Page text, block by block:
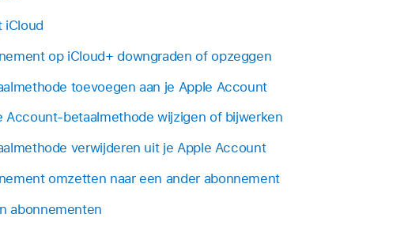
iCloud
op iCloud+ downgraden of opzeggen
toevoegen aan je Apple Account
Account-betaalmethode wijzigen of bijwerken
verwijderen uit je Apple Account
omzetten naar een ander abonnement
abonnementen